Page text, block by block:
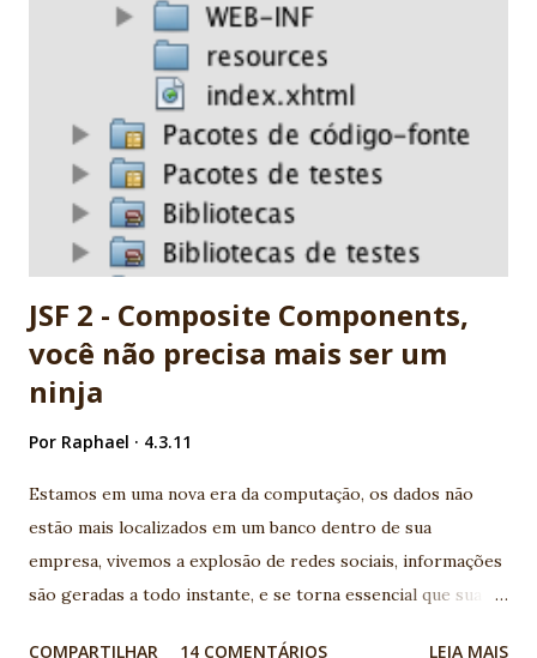
now available 9. It's a standard. It's JCP. Before complain,
report and help! 10. Ed Burns, spec leader, is an old
Globalcode community friend! EXTRA: My wife is specialist
in JSF. She's my F1 for JSF :) Nice job JSF community! -
Vinicius Senger
JSF 2 - Composite Components,
você não precisa mais ser um
ninja
Por Raphael 4.3.11
Estamos em uma nova era da computação, os dados não
estão mais localizados em um banco dentro de sua
empresa, vivemos a explosão de redes sociais, informações
são geradas a todo instante, e se torna essencial que sua
COMPARTILHAR 14 COMENTÁRIOS LEIA MAIS